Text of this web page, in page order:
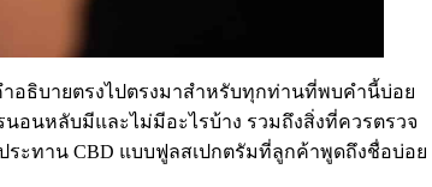
อธิบายตรงไปตรงมาสำหรับทุกท่านที่พบคำนี้บ่อย
อนหลับมีและไม่มีอะไรบ้าง รวมถึงสิ่งที่ควรตรวจ
ระทาน CBD แบบฟูลสเปกตรัมที่ลูกค้าพูดถึงชื่อบ่อย